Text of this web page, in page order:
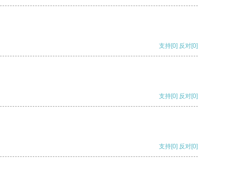
支持[0] 反对[0]
支持[0] 反对[0]
支持[0] 反对[0]